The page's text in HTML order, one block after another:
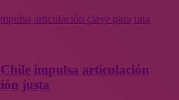
articulación clave para una
impulsa articulación
justa